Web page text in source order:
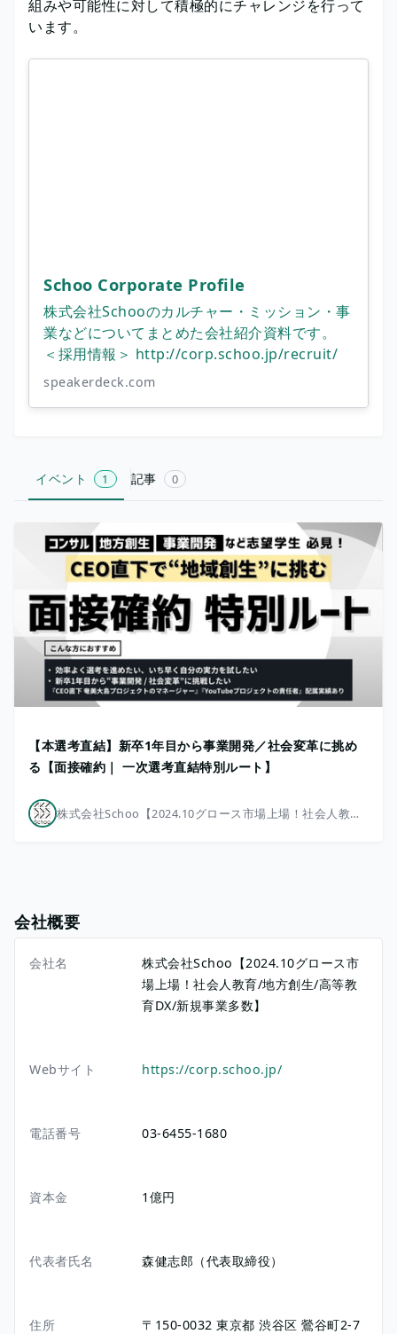
組みや可能性に対して積極的にチャレンジを行って
います。
Schoo Corporate Profile
株式会社Schooのカルチャー・ミッション・事
業などについてまとめた会社紹介資料です。
＜採用情報＞ http://corp.schoo.jp/recruit/
speakerdeck.com
イベント 1 記事 0
【本選考直結】新卒1年目から事業開発／社会変革に挑め
る【面接確約｜ 一次選考直結特別ルート】
株式会社Schoo【2024.10グロース市場上場！社会人教育/地方創生/高等教育DX/新規事業多数】
会社概要
会社名
株式会社Schoo【2024.10グロース市
場上場！社会人教育/地方創生/高等教
育DX/新規事業多数】
Webサイト https://corp.schoo.jp/
電話番号 03-6455-1680
資本金 1億円
代表者氏名 森健志郎（代表取締役）
住所 〒150-0032東京都渋谷区 鶯谷町2-7